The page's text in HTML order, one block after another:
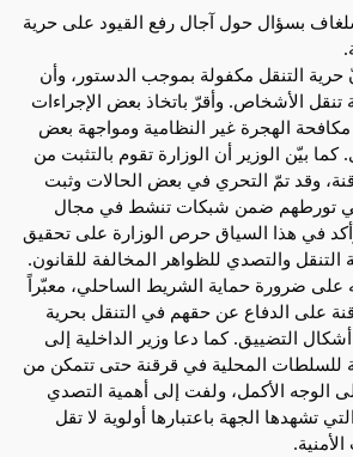
بسؤال حول آجال رفع القيود على حرية
حرية التنقل مكفولة بموجب الدستور، وأن
تنقل الأشخاص. وأقرّ باتخاذ بعض الإجراءات
مكافحة الهجرة غير النظامية ومواجهة بعض
كما بيّن الوزير أن الوزارة تقوم بالتثبت من
وقد تمّ التحري في بعض الحالات وثبت
تورطهم ضمن شبكات تنشط في مجال
في هذا السياق حرص الوزارة على تحقيق
التنقل والتصدي للظواهر المخالفة للقانون.
على ضرورة حماية الشريط الساحلي، معبّراً
على الدفاع عن حقهم في التنقل بحرية
التضييق. كما دعا وزير الداخلية إلى
للسلطات المحلية في قرقنة حتى تتمكن من
الوجه الأكمل، ولفت إلى أهمية التصدي
تشهدها الجهة باعتبارها أولوية لا تقل